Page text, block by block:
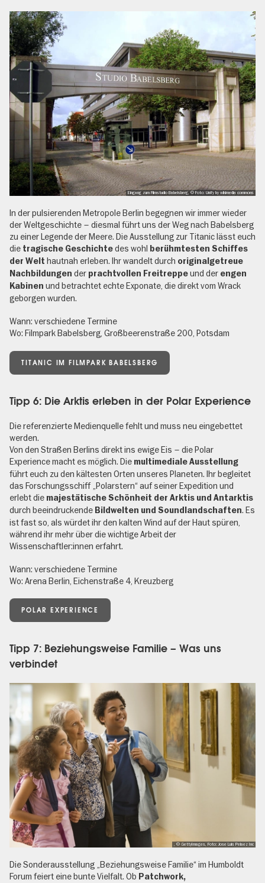
Eingang zum Filmstudio Babelsberg, © Foto: Unify by wikimedia commons
In der pulsierenden Metropole Berlin begegnen wir immer wieder
der Weltgeschichte – diesmal führt uns der Weg nach Babelsberg
zu einer Legende der Meere. Die Ausstellung zur Titanic lässt euch
die tragische Geschichtedes wohl berühmtesten Schiffes
der Welt hautnah erleben. Ihr wandelt durch originalgetreue
Nachbildungen der prachtvollen Freitreppeund der engen
Kabinen und betrachtet echte Exponate, die direkt vom Wrack
geborgen wurden.
Wann: verschiedene Termine
Wo: Filmpark Babelsberg, Großbeerenstraße 200, Potsdam
TITANIC IM FILMPARK BABELSBERG
Tipp 6: Die Arktis erleben in der Polar Experience
Die referenzierte Medienquelle fehlt und muss neu eingebettet
werden.
Von den Straßen Berlins direkt ins ewige Eis – die Polar
Experience macht es möglich. Die multimediale Ausstellung
führt euch zu den kältesten Orten unseres Planeten. Ihr begleitet
das Forschungsschiff „Polarstern“ auf seiner Expedition und
erlebt die majestätische Schönheit der Arktis und Antarktis
durch beeindruckende Bildwelten und Soundlandschaften. Es
ist fast so, als würdet ihr den kalten Wind auf der Haut spüren,
während ihr mehr über die wichtige Arbeit der
Wissenschaftler:innen erfahrt.
Wann: verschiedene Termine
Wo: Arena Berlin, Eichenstraße 4, Kreuzberg
POLAR EXPERIENCE
Tipp 7: Beziehungsweise Familie – Was uns
verbindet
, © GettyImages, Foto: Jose Luis Pelaez Inc
Die Sonderausstellung „Beziehungsweise Familie“ im Humboldt
Forum feiert eine bunte Vielfalt. Ob Patchwork,